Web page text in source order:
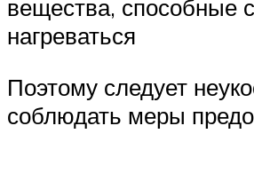
вещества, способные
нагреваться
Поэтому следует
соблюдать меры